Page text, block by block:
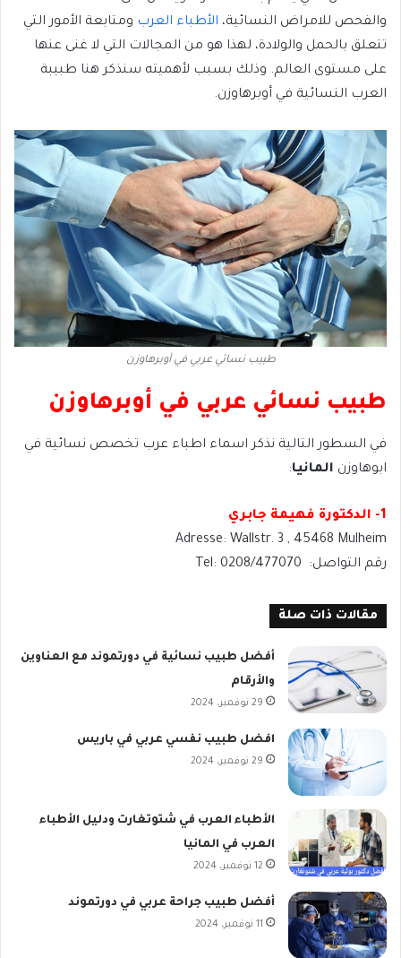
والفحص للامراض النسائية، الأطباء العرب ومتابعة الأمور التي
تتعلق بالحمل والولادة، لهذا هو من المجالات التي لا غنى عنها
على مستوى العالم. وذلك بسبب لأهميته سنذكر هنا طبيبة
العرب النسائية في أوبرهاوزن.
طبيب نسائي عربي في أوبرهاوزن
طبيب نسائي عربي في أوبرهاوزن
في السطور التالية نذكر اسماء اطباء عرب تخصص نسائية في
ابوهاوزن المانيا:
1- الدكتورة فهيمة جابري
Adresse: Wallstr. 3 , 45468 Mulheim
رقم التواصل: Tel: 0208/477070
مقالات ذات صلة
أفضل طبيب نسائية في دورتموند مع العناوين
والأرقام
29 نوفمبر، 2024
افضل طبيب نفسي عربي في باريس
29 نوفمبر، 2024
الأطباء العرب في شتوتغارت ودليل الأطباء
العرب في المانيا
12 نوفمبر، 2024
أفضل طبيب جراحة عربي في دورتموند
11 نوفمبر، 2024